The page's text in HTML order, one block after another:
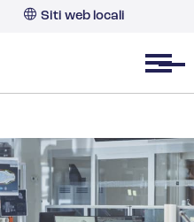
Siti web locali
Open menu